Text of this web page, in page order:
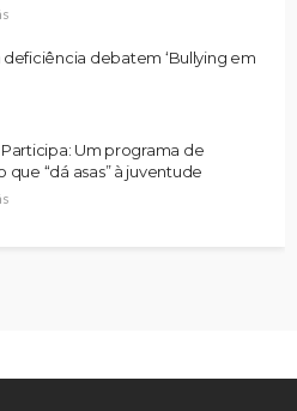
debatem ‘Bullying em
Um programa de
que “dá asas” à juventude